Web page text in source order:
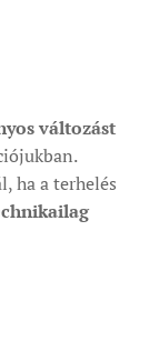
változást
ha a terhelés